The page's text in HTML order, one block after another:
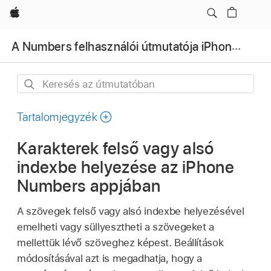
Apple
A Numbers felhasználói útmutatója iPhone-hoz
Keresés
útmutatóban
Tartalomjegyzék
Karakterek felső vagy alsó
indexbe helyezése az iPhone
Numbers appjában
A szövegek felső vagy alsó indexbe helyezésével
emelheti vagy süllyesztheti a szövegeket a
mellettük lévő szöveghez képest. Beállítások
módosításával azt is megadhatja, hogy a